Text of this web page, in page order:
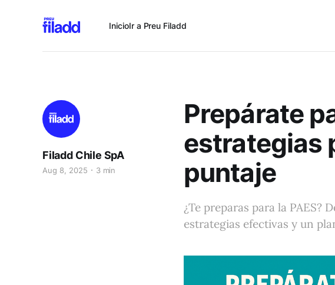
InicioIr a Preu Filadd
Prepárate
estrategias
puntaje
¿Te preparas para la PAES?
estrategias efectivas y un
Filadd Chile SpA
Aug 8, 2025 3 min